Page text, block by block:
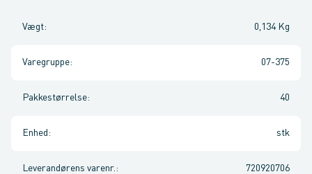
Vægt: 0,134 Kg
Varegruppe: 07-375
Pakkestørrelse: 40
Enhed : stk
Leverandørens varenr. : 720920706